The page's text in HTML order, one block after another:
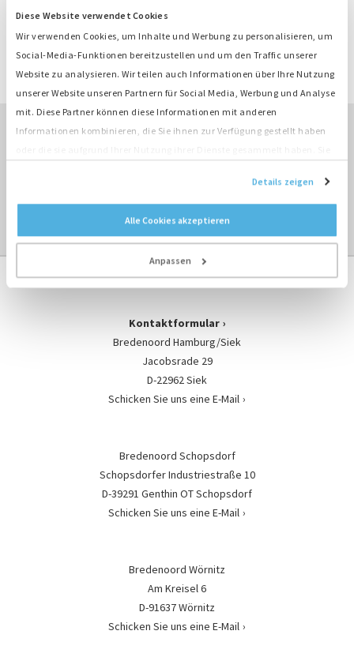
Diese Website verwendet Cookies
Wir verwenden Cookies, um Inhalte und Werbung zu personalisieren, um
Social-Media-Funktionen bereitzustellen und um den Traffic unserer
Website zu analysieren. Wir teilen auch Informationen über Ihre Nutzung
unserer Website unseren Partnern für Social Media, Werbung und Analyse
mit. Diese Partner können diese Informationen mit anderen
Informationen kombinieren, die Sie ihnen zur Verfügung gestellt haben
Details zeigen
Alle Cookies akzeptieren
Anpassen
Motor
Typ
F4L914
Leistung
45 kW
Drehzahl
1500 rpm
ÜBERBLICK KAUFEN ›
ÜBERBLICK MOTOREN ›
Kontaktformular
Bredenoord Hamburg/Siek
Jacobsrade 29
D-22962 Siek
Schicken Sie uns eine E-Mail
Bredenoord Schopsdorf
Schopsdorfer Industriestraße 10
D-39291 Genthin OT Schopsdorf
Schicken Sie uns eine E-Mail
Bredenoord Wörnitz
Am Kreisel 6
D-91637 Wörnitz
Schicken Sie uns eine E-Mail